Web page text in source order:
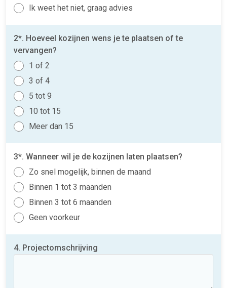
Ik weet het niet, graag advies
2*. Hoeveel kozijnen wens je te plaatsen of te
vervangen?
1 of 2
3 of 4
5 tot 9
10 tot 15
Meer dan 15
3*. Wanneer wil je de kozijnen laten plaatsen?
Zo snel mogelijk, binnen de maand
Binnen 1 tot 3 maanden
Binnen 3 tot 6 maanden
Geen voorkeur
4. Projectomschrijving